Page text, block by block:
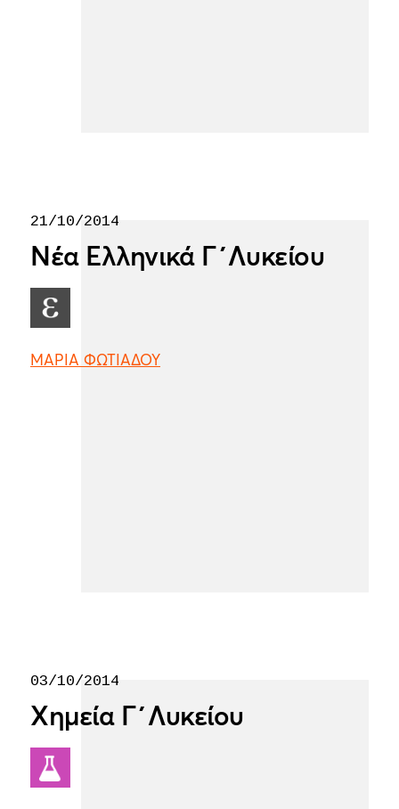
21/10/2014
Νέα Ελληνικά Γ΄Λυκείου
ΜΑΡΙΑ ΦΩΤΙΑΔΟΥ
03/10/2014
Χημεία Γ΄Λυκείου